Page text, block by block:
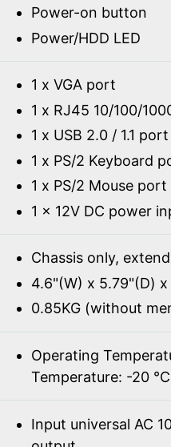
Power-on button
Power/HDD LED
1 x VGA port
1 x RJ45 10/100/
1 x USB 2.0 / 1.1 port
1 x PS/2 Keyboard
1 x PS/2 Mouse port
1 x 12V DC power
Chassis only,
4.6"(W) x 5.79"(D)
0.85KG (without
Operating
Temperature: -20
Input universal AC